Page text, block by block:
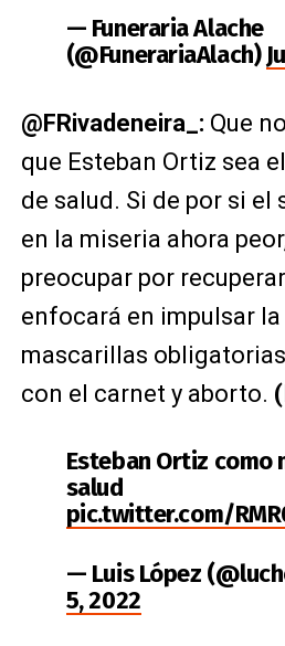
— Funeraria Alache
(@FunerariaAlach)
@FRivadeneira_: Que
que Esteban Ortiz sea
de salud. Si de por si el
en la miseria ahora
preocupar por
enfocará en impulsar la
mascarillas
con el carnet y aborto.
Esteban Ortiz como
salud
pic.twitter.com/
— Luis López
5, 2022